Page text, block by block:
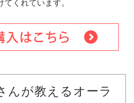
くれています。
んが教えるオーラ